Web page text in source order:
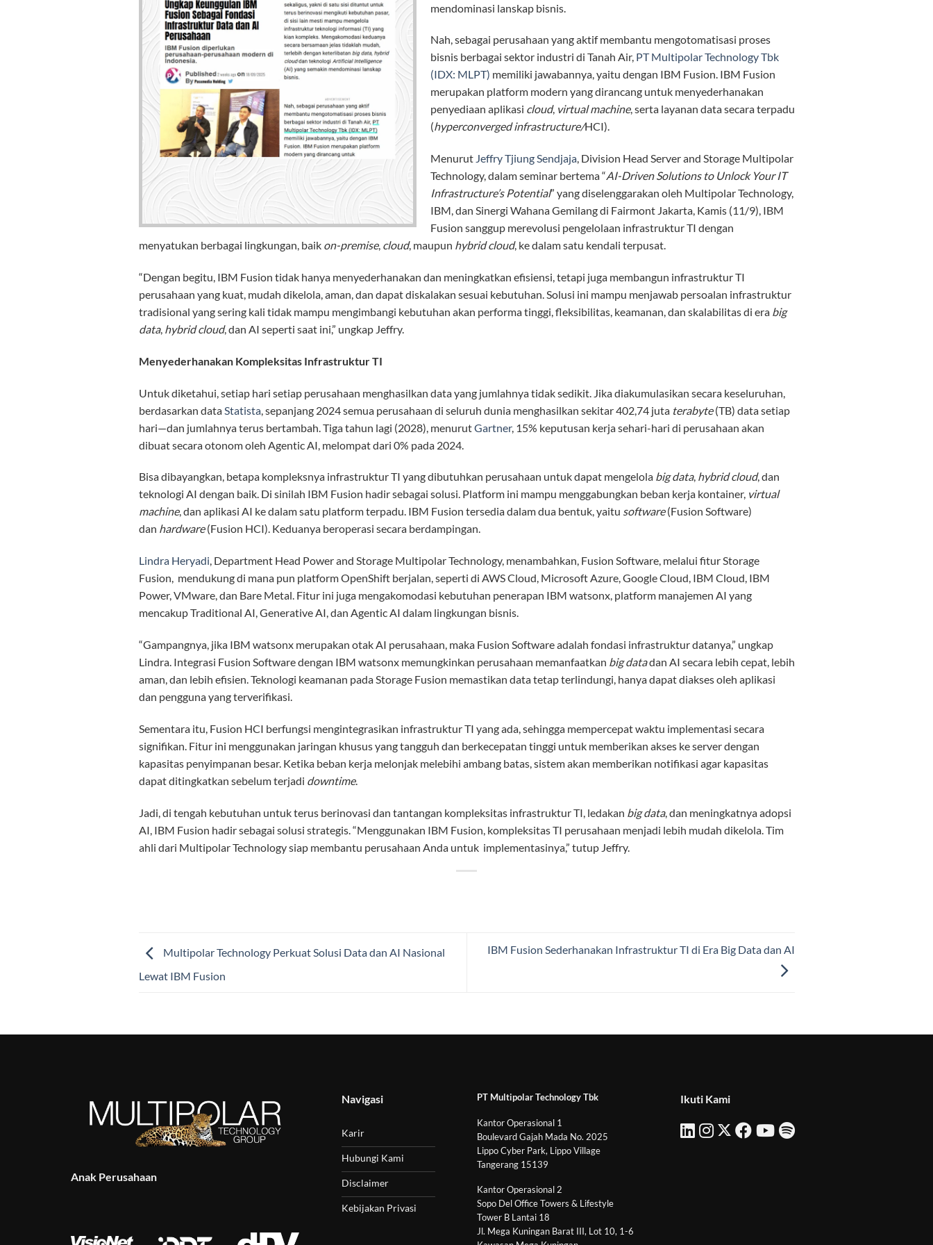
mendominasi lanskap bisnis.
Nah, sebagai perusahaan yang aktif membantu mengotomatisasi proses
bisnis berbagai sektor industri di Tanah Air, PT Multipolar Technology Tbk
(IDX: MLPT) memiliki jawabannya, yaitu dengan IBM Fusion. IBM Fusion
merupakan platform modern yang dirancang untuk menyederhanakan
penyediaan aplikasi cloud, virtual machine, serta layanan data secara terpadu
(hyperconverged infrastructure/HCI).
Menurut Jeffry Tjiung Sendjaja, Division Head Server and Storage Multipolar
Technology, dalam seminar bertema “AI-Driven Solutions to Unlock Your IT
Infrastructure’s Potential” yang diselenggarakan oleh Multipolar Technology,
IBM, dan Sinergi Wahana Gemilang di Fairmont Jakarta, Kamis (11/9), IBM
Fusion sanggup merevolusi pengelolaan infrastruktur TI dengan
menyatukan berbagai lingkungan, baik on-premise, cloud, maupun hybrid cloud, ke dalam satu kendali terpusat.
“Dengan begitu, IBM Fusion tidak hanya menyederhanakan dan meningkatkan efisiensi, tetapi juga membangun infrastruktur TI
perusahaan yang kuat, mudah dikelola, aman, dan dapat diskalakan sesuai kebutuhan. Solusi ini mampu menjawab persoalan infrastruktur
tradisional yang sering kali tidak mampu mengimbangi kebutuhan akan performa tinggi, fleksibilitas, keamanan, dan skalabilitas di era big
data, hybrid cloud, dan AI seperti saat ini,” ungkap Jeffry.
Menyederhanakan Kompleksitas Infrastruktur TI
Untuk diketahui, setiap hari setiap perusahaan menghasilkan data yang jumlahnya tidak sedikit. Jika diakumulasikan secara keseluruhan,
berdasarkan data Statista, sepanjang 2024 semua perusahaan di seluruh dunia menghasilkan sekitar 402,74 juta terabyte(TB) data setiap
hari—dan jumlahnya terus bertambah. Tiga tahun lagi (2028), menurutGartner, 15% keputusan kerja sehari-hari di perusahaan akan
dibuat secara otonom oleh Agentic AI, melompat dari 0% pada 2024.
Bisa dibayangkan, betapa kompleksnya infrastruktur TI yang dibutuhkan perusahaan untuk dapat mengelola big data, hybrid cloud, dan
teknologi AI dengan baik. Di sinilah IBM Fusion hadir sebagai solusi. Platform ini mampu menggabungkan beban kerja kontainer, virtual
machine, dan aplikasi AI ke dalam satu platform terpadu. IBM Fusion tersedia dalam dua bentuk, yaitu software(Fusion Software)
dan hardware(Fusion HCI). Keduanya beroperasi secara berdampingan.
Lindra Heryadi, Department Head Power and Storage Multipolar Technology, menambahkan, Fusion Software, melalui fitur Storage
Fusion, mendukung di mana pun platform OpenShift berjalan, seperti di AWS Cloud, Microsoft Azure, Google Cloud, IBM Cloud, IBM
Power, VMware, dan Bare Metal. Fitur ini juga mengakomodasi kebutuhan penerapan IBM watsonx, platform manajemen AI yang
mencakup Traditional AI, Generative AI, dan Agentic AI dalam lingkungan bisnis.
“Gampangnya, jika IBM watsonx merupakan otak AI perusahaan, maka Fusion Software adalah fondasi infrastruktur datanya,” ungkap
Lindra. Integrasi Fusion Software dengan IBM watsonx memungkinkan perusahaan memanfaatkan big datadan AI secara lebih cepat, lebih
aman, dan lebih efisien. Teknologi keamanan pada Storage Fusion memastikan data tetap terlindungi, hanya dapat diakses oleh aplikasi
dan pengguna yang terverifikasi.
Sementara itu, Fusion HCI berfungsi mengintegrasikan infrastruktur TI yang ada, sehingga mempercepat waktu implementasi secara
signifikan. Fitur ini menggunakan jaringan khusus yang tangguh dan berkecepatan tinggi untuk memberikan akses ke server dengan
kapasitas penyimpanan besar. Ketika beban kerja melonjak melebihi ambang batas, sistem akan memberikan notifikasi agar kapasitas
dapat ditingkatkan sebelum terjadi downtime.
Jadi, di tengah kebutuhan untuk terus berinovasi dan tantangan kompleksitas infrastruktur TI, ledakan big data, dan meningkatnya adopsi
AI, IBM Fusion hadir sebagai solusi strategis. “Menggunakan IBM Fusion, kompleksitas TI perusahaan menjadi lebih mudah dikelola. Tim
ahli dari Multipolar Technology siap membantu perusahaan Anda untuk implementasinya,” tutup Jeffry.
Multipolar Technology Perkuat Solusi Data dan AI Nasional
Lewat IBM Fusion
IBM Fusion Sederhanakan Infrastruktur TI di Era Big Data dan AI
Anak Perusahaan
Navigasi
Karir
Hubungi Kami
Disclaimer
Kebijakan Privasi
PT Multipolar Technology Tbk
Kantor Operasional 1
Boulevard Gajah Mada No. 2025
Lippo Cyber Park, Lippo Village
Tangerang 15139
Kantor Operasional 2
Sopo Del Office Towers & Lifestyle
Tower B Lantai 18
Jl. Mega Kuningan Barat III, Lot 10, 1-6
Ikuti Kami